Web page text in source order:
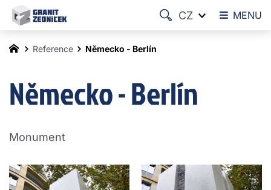
Reference Německo - Berlín
Německo - Berlín
Monument
MENU
CZ